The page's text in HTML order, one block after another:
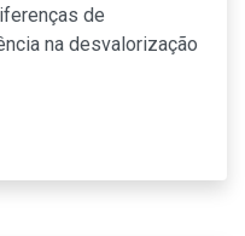
de
na desvalorização